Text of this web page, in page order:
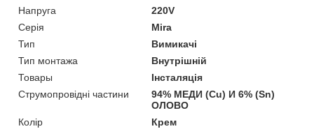
Напруга
220V
Серія
Mira
Тип
Вимикачі
Тип монтажа
Внутрішній
Товары
Інсталяція
Струмопровідні частини
94% МЕДИ (Cu) И 6% (Sn)
ОЛОВО
Колір
Крем